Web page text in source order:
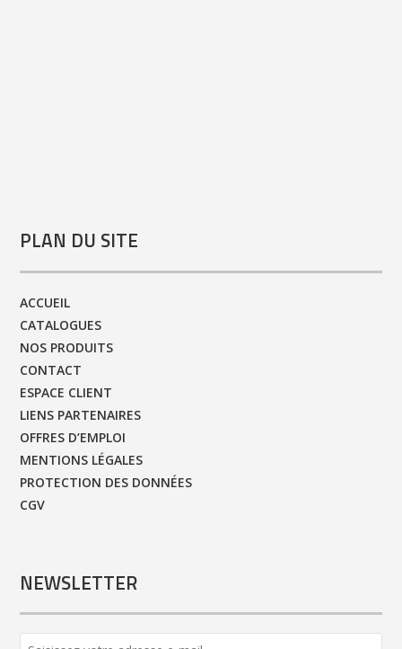
PLAN DU SITE
ACCUEIL
CATALOGUES
NOS PRODUITS
CONTACT
ESPACE CLIENT
LIENS PARTENAIRES
OFFRES D’EMPLOI
MENTIONS LÉGALES
PROTECTION DES DONNÉES
CGV
NEWSLETTER